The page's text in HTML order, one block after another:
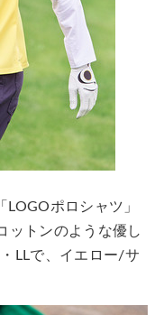
ポロシャツ」
ットンのような優し
LLで、イエロー/サ